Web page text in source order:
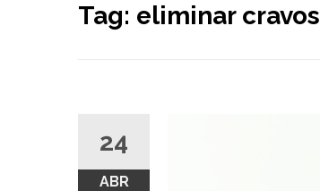
Tag: eliminar cravos
24
ABR